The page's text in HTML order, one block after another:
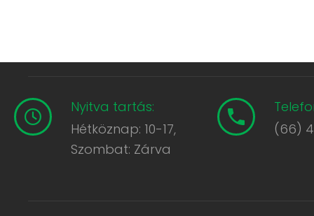
Nyitva tartás:
Hétköznap: 10-17,
Szombat: Zárva
(66)